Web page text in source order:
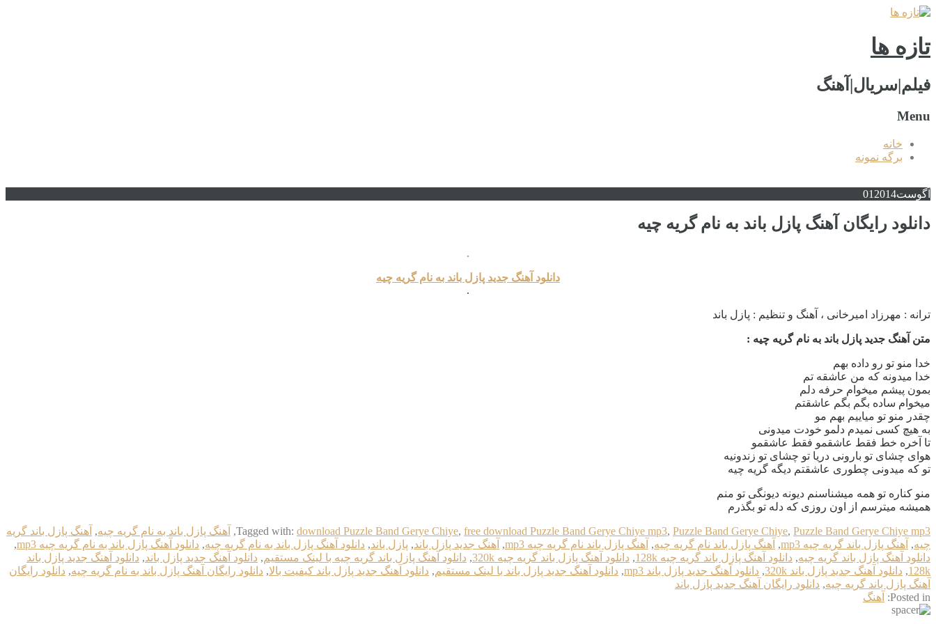
تازه ها
فیلم|سریال|آهنگ
Menu
خانه
برگه نمونه
آگوست 01 2014
دانلود رایگان آهنگ پازل باند به نام گریه چیه
.
دانلود آهنگ جدید پازل باند به نام گریه چیه
.
ترانه : مهرزاد امیرخانی ، آهنگ و تنظیم : پازل باند
متن آهنگ جدید پازل باند به نام گریه چیه :
خدا منو تو رو داده بهم
خدا میدونه که من عاشقه تم
بمون پیشم میخوام حرفه دلم
میخوام ساده بگم بگم عاشقتم
چقدر منو تو میاییم بهم مو
به هیچ کسی نمیدم دلمو خودت میدونی
تا آخره خط فقط عاشقمو فقط عاشقمو
هوای چشای تو بارونی دریا تو چشای تو زندونیه
تو که میدونی چطوری عاشقتم دیگه گریه چیه
منو کناره تو همه میشناسنم دیونه دیونگی تو منم
همیشه میترسم از اون روزی که دله تو بگذرم
Tagged with: download Puzzle Band Gerye Chiye, free download Puzzle Band Gerye Chiye mp3, Puzzle Band Gerye Chiye, Puzzle Band Gerye Chiye mp3
, آهنگ پازل باند به نام گریه چیه, آهنگ پازل باند گریه
چیه, آهنگ پازل باند گریه چیه mp3 , آهنگ پازل باند نام گریه چیه, آهنگ پازل باند نام گریه چیه mp3 , آهنگ جدید پازل باند, پازل باند, دانلود آهنگ پازل باند به نام گریه چیه, دانلود آهنگ پازل باند به نام گریه چیه mp3
,
دانلود آهنگ پازل باند گریه چیه, دانلود آهنگ پازل باند گریه چیه 128k , دانلود آهنگ پازل باند گریه چیه 320k , دانلود آهنگ پازل باند گریه چیه با لینک مستقیم, دانلود آهنگ جدید پازل باند, دانلود آهنگ جدید پازل باند
128k
, دانلود آهنگ جدید پازل باند 320k , دانلود آهنگ جدید پازل باند mp3 , دانلود آهنگ جدید پازل باند با لینک مستقیم, دانلود آهنگ جدید پازل باند کیفیت بالا, دانلود رایگان آهنگ پازل باند به نام گریه چیه, دانلود رایگان
آهنگ پازل باند گریه چیه, دانلود رایگان آهنگ جدید پازل باند
Posted in:
آهنگ